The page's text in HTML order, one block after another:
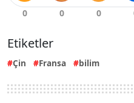
Etiketler
Çin Fransa bilim